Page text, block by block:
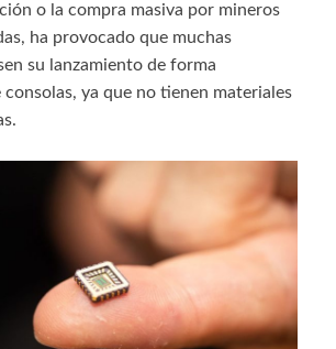
o la compra masiva por mineros
ha provocado que muchas
su lanzamiento de forma
consolas, ya que no tienen materiales